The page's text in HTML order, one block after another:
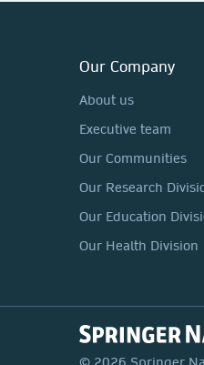
Our Company
About us
Executive team
Our Communities
Our Research
Our Education
Our Health Division